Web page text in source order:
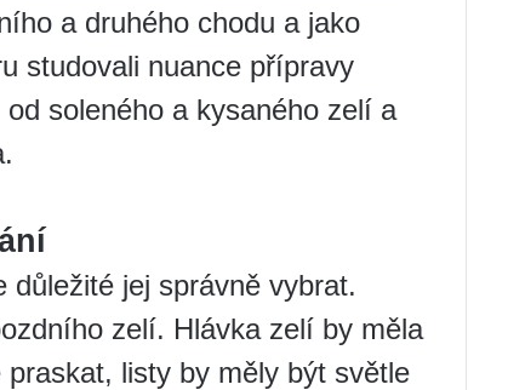
a druhého chodu a jako
studovali nuance přípravy
soleného a kysaného zelí a
jej správně vybrat.
zelí. Hlávka zelí by měla
listy by měly být světle